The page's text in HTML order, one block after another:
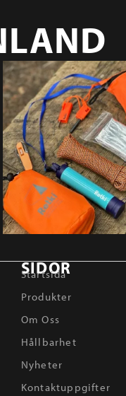
SIDOR
Startsida
Produkter
Om Oss
Hållbarhet
Nyheter
Kontaktuppgifter